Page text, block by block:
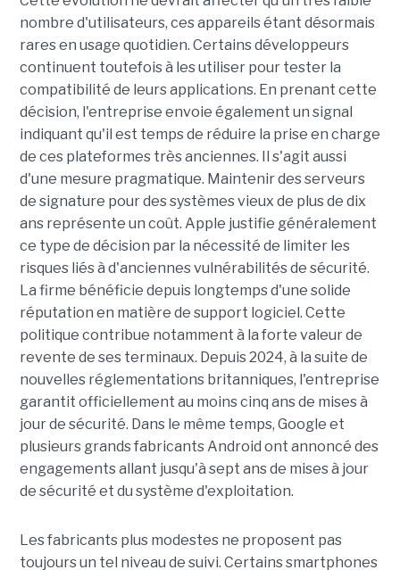
nombre d'utilisateurs, ces appareils étant désormais
rares en usage quotidien. Certains développeurs
continuent toutefois à les utiliser pour tester la
compatibilité de leurs applications. En prenant cette
décision, l'entreprise envoie également un signal
indiquant qu'il est temps de réduire la prise en charge
de ces plateformes très anciennes. Il s'agit aussi
d'une mesure pragmatique. Maintenir des serveurs
de signature pour des systèmes vieux de plus de dix
ans représente un coût. Apple justifie généralement
ce type de décision par la nécessité de limiter les
risques liés à d'anciennes vulnérabilités de sécurité.
La firme bénéficie depuis longtemps d'une solide
réputation en matière de support logiciel. Cette
politique contribue notamment à la forte valeur de
revente de ses terminaux. Depuis 2024, à la suite de
nouvelles réglementations britanniques, l'entreprise
garantit officiellement au moins cinq ans de mises à
jour de sécurité. Dans le même temps, Google et
plusieurs grands fabricants Android ont annoncé des
engagements allant jusqu'à sept ans de mises à jour
de sécurité et du système d'exploitation.
Les fabricants plus modestes ne proposent pas
toujours un tel niveau de suivi. Certains smartphones